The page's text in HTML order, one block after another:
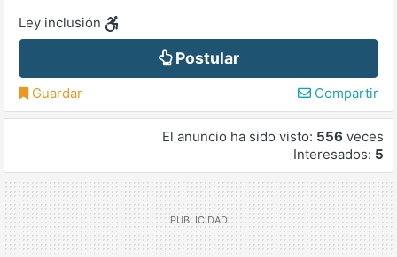
Ley inclusión
Postular
Guardar Compartir
El anuncio ha sido visto: 556 veces
Interesados: 5